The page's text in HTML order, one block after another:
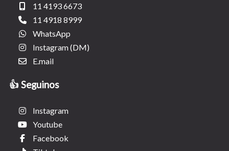
11 4193 6673
11 4918 8999
WhatsApp
Instagram (DM)
E.mail
👍 Seguinos
Instagram
Youtube
Facebook